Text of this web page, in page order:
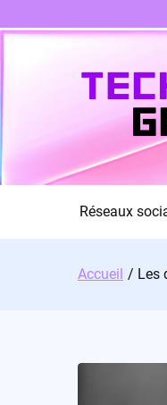
Skip
Réseaux
Accueil Les